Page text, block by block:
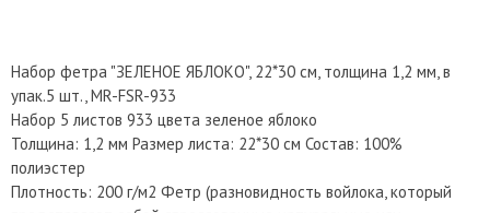
Набор фетра "ЗЕЛЕНОЕ ЯБЛОКО", 22*30 см, толщина 1,2 мм, в
упак.5 шт., MR-FSR-933
Набор 5 листов 933 цвета зеленое яблоко
Толщина: 1,2 мм Размер листа: 22*30 см Состав: 100%
полиэстер
Плотность: 200 г/м2 Фетр (разновидность войлока, который